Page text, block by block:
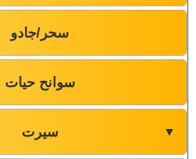
سحر/جادو
سوانح حیات
سیرت ▼